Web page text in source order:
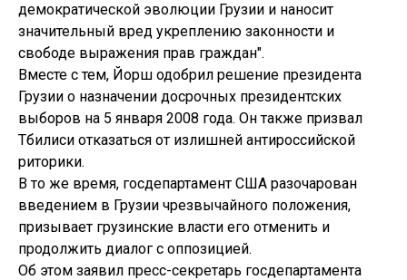
демократической эволюции Грузии и наносит
значительный вред укреплению законности и
свободе выражения прав граждан".
Вместе с тем, Йорш одобрил решение президента
Грузии о назначении досрочных президентских
выборов на 5 января 2008 года. Он также призвал
Тбилиси отказаться от излишней антироссийской
риторики.
В то же время, госдепартамент США разочарован
введением в Грузии чрезвычайного положения,
призывает грузинские власти его отменить и
продолжить диалог с оппозицией.
Об этом заявил пресс-секретарь госдепартамента